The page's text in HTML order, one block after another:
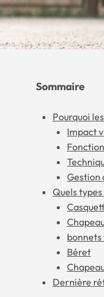
Sommaire
Pourquoi
Impact
Gestion
Quels
Béret
Dernière